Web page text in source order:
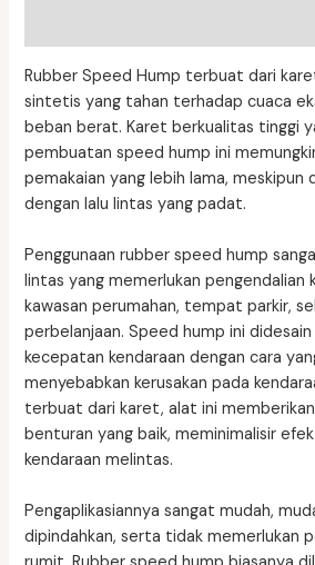
Rubber Speed Hump terbuat dari
sintetis yang tahan terhadap cuaca
beban berat. Karet berkualitas tinggi
pembuatan speed hump ini
pemakaian yang lebih lama, meskipun
dengan lalu lintas yang padat.
Penggunaan rubber speed hump
lintas yang memerlukan
kawasan perumahan, tempat parkir,
perbelanjaan. Speed hump ini
kecepatan kendaraan dengan cara
menyebabkan kerusakan pada
terbuat dari karet, alat ini
benturan yang baik, meminimalisir
kendaraan melintas.
Pengaplikasiannya sangat mudah,
dipindahkan, serta tidak memerlukan